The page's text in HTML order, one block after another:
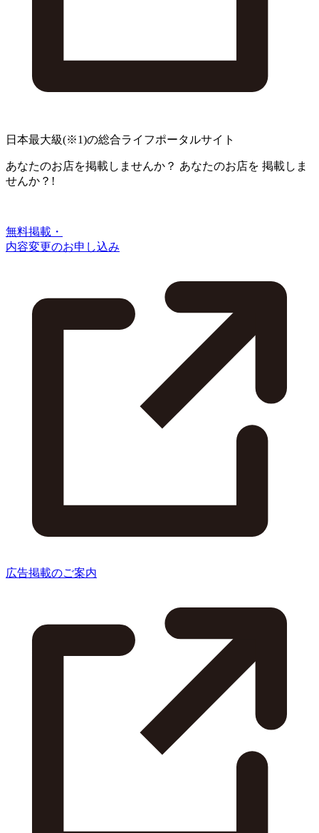
日本最大級(※1)の総合ライフポータルサイト
あなたのお店を掲載しませんか？ あなたのお店を 掲載しま
せんか？!
無料掲載・
内容変更のお申し込み
広告掲載のご案内